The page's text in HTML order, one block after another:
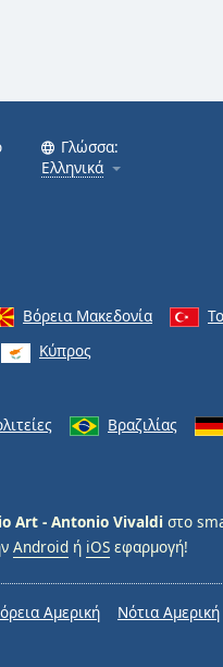
Mix
Grooves
& Indie
Guitar
(Violin, Piano & Cello)
Γλώσσα:
Ελληνικά
Βόρεια Μακεδονία
Κύπρος
Βραζιλίας
Art - Antonio Vivaldi στο
Android ή iOS εφαρμογή!
Αμερική Νότια Αμερική